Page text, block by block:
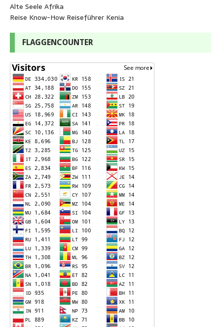
Alte Seele Afrika
Reise Know-How Reiseführer Kenia
FLAGGENCOUNTER